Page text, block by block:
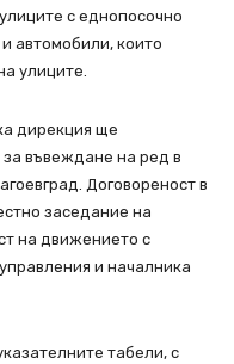
с еднопосочно
автомобили, които
улиците.
дирекция ще
въвеждане на ред в
Договореност в
заседание на
на движението с
и началника
табели, с